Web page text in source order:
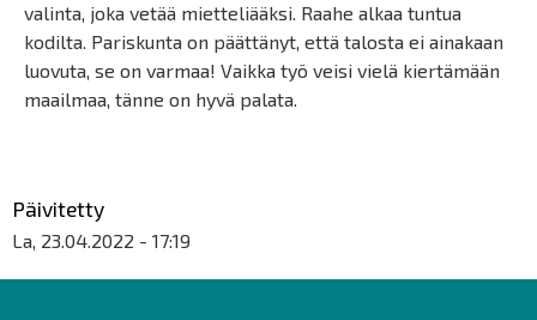
valinta, joka vetää mietteliääksi. Raahe alkaa tuntua
kodilta. Pariskunta on päättänyt, että talosta ei ainakaan
luovuta, se on varmaa! Vaikka työ veisi vielä kiertämään
maailmaa, tänne on hyvä palata.
Päivitetty
La, 23.04.2022 - 17:19